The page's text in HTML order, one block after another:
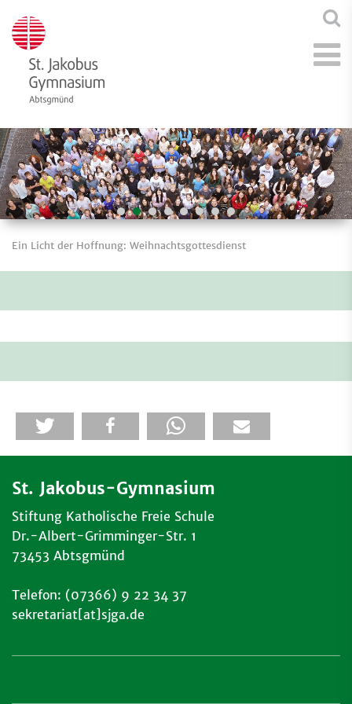
Ein Licht der Hoffnung: Weihnachtsgottesdienst
St. Jakobus-Gymnasium
Stiftung Katholische Freie Schule
Dr.-Albert-Grimminger-Str. 1
73453 Abtsgmünd
Telefon: (07366) 9 22 34 37
sekretariat[at]sjga.de